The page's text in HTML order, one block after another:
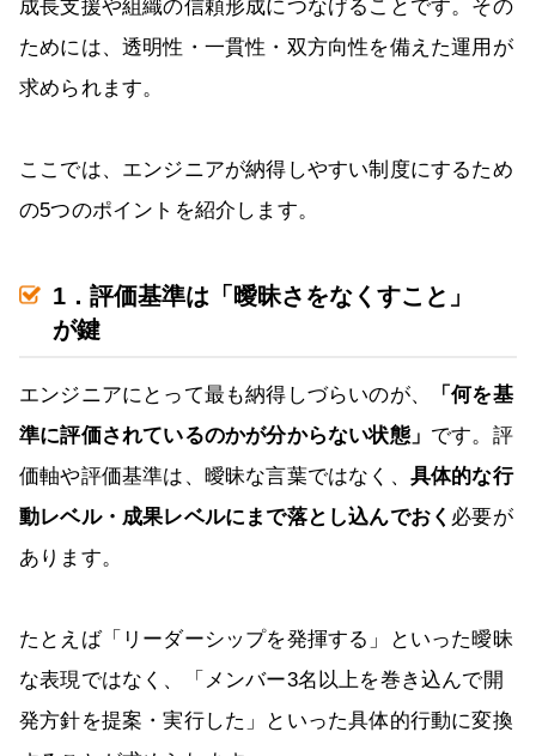
成長支援や組織の信頼形成につなげることです。その
ためには、透明性・一貫性・双方向性を備えた運用が
求められます。
ここでは、エンジニアが納得しやすい制度にするため
の5つのポイントを紹介します。
1．評価基準は「曖昧さをなくすこと」
が鍵
エンジニアにとって最も納得しづらいのが、
「何を基
準に評価されているのかが分からない状態」 です。評
価軸や評価基準は、曖昧な言葉ではなく、 具体的な行
動レベル・成果レベルにまで落とし込んでおく 必要が
あります。
たとえば「リーダーシップを発揮する」といった曖昧
な表現ではなく、「メンバー3名以上を巻き込んで開
発方針を提案・実行した」といった具体的行動に変換